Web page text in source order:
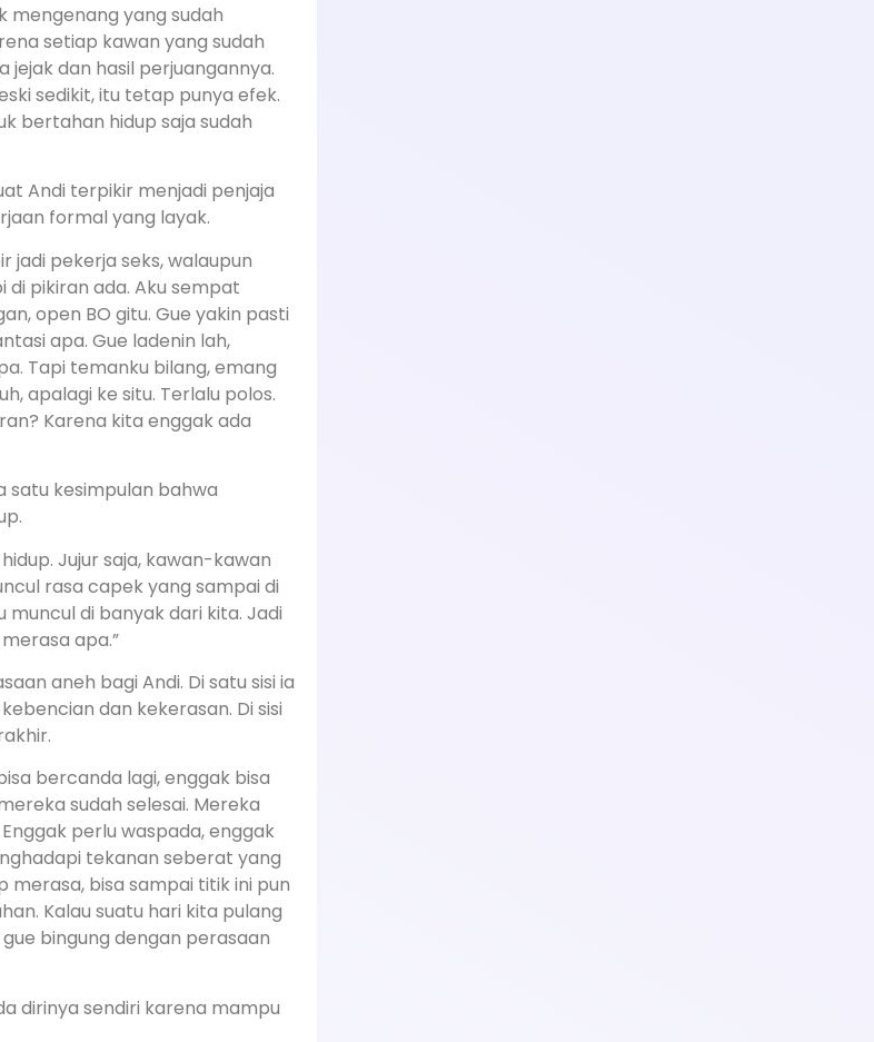
mengenang yang sudah
setiap kawan yang sudah
dan hasil perjuangannya.
sedikit, itu tetap punya efek.
bertahan hidup saja sudah
Andi terpikir menjadi penjaja
formal yang layak.
jadi pekerja seks, walaupun
pikiran ada. Aku sempat
open BO gitu. Gue yakin pasti
apa. Gue ladenin lah,
Tapi temanku bilang, emang
apalagi ke situ. Terlalu polos.
Karena kita enggak ada
satu kesimpulan bahwa
Jujur saja, kawan-kawan
rasa capek yang sampai di
muncul di banyak dari kita. Jadi
apa.”
aneh bagi Andi. Di satu sisi ia
dan kekerasan. Di sisi
bercanda lagi, enggak bisa
sudah selesai. Mereka
perlu waspada, enggak
tekanan seberat yang
merasa, bisa sampai titik ini pun
Kalau suatu hari kita pulang
bingung dengan perasaan
dirinya sendiri karena mampu